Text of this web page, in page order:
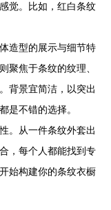
觉。比如，红白条纹
造型的展示与细节特
聚焦于条纹的纹理、
背景宜简洁，以突出
是不错的选择。
。从一件条纹外套出
，每个人都能找到专
始构建你的条纹衣橱